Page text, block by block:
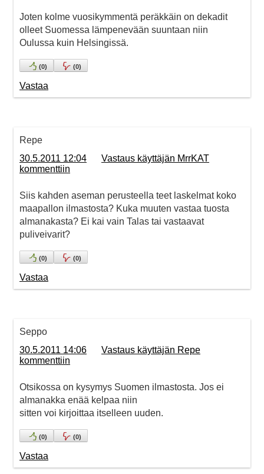
Joten kolme vuosikymmentä peräkkäin on dekadit
olleet Suomessa lämpenevään suuntaan niin
Oulussa kuin Helsingissä.
(0) (0)
Vastaa
Repe
30.5.2011 12:04
Vastaus käyttäjän MrrKAT
kommenttiin
Siis kahden aseman perusteella teet laskelmat koko
maapallon ilmastosta? Kuka muuten vastaa tuosta
almanakasta? Ei kai vain Talas tai vastaavat
puliveivarit?
(0) (0)
Vastaa
Seppo
30.5.2011 14:06
Vastaus käyttäjän Repe
kommenttiin
Otsikossa on kysymys Suomen ilmastosta. Jos ei
almanakka enää kelpaa niin
sitten voi kirjoittaa itselleen uuden.
(0) (0)
Vastaa